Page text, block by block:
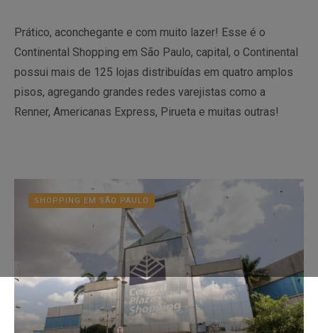
Prático, aconchegante e com muito lazer! Esse é o
Continental Shopping em São Paulo, capital, o Continental
possui mais de 125 lojas distribuídas em quatro amplos
pisos, agregando grandes redes varejistas como a
Renner, Americanas Express, Pirueta e muitas outras!
SHOPPING EM SÃO PAULO